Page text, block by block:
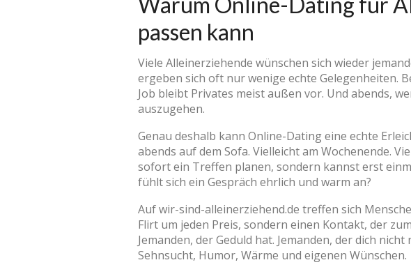
passen kann
Viele Alleinerziehende wünschen sich wieder
ergeben sich oft nur wenige echte Gelegenheiten.
Job bleibt Privates meist außen vor. Und abends,
auszugehen.
Genau deshalb kann Online-Dating eine echte
abends auf dem Sofa. Vielleicht am Wochenende.
sofort ein Treffen planen, sondern kannst erst
fühlt sich ein Gespräch ehrlich und warm an?
Auf wir-sind-alleinerziehend.de treffen sich
Flirt um jeden Preis, sondern einen Kontakt, der
Jemanden, der Geduld hat. Jemanden, der dich
Sehnsucht, Humor, Wärme und eigenen Wünschen.